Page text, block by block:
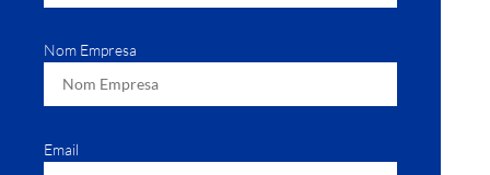
Nom Empresa
Email